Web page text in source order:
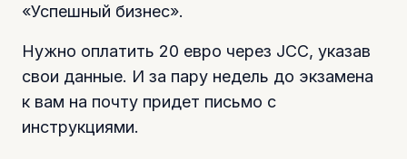
«Успешный бизнес».
Нужно оплатить 20 евро через JCC, указав
свои данные. И за пару недель до экзамена
к вам на почту придет письмо с
инструкциями.